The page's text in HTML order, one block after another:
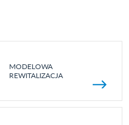
MODELOWA
REWITALIZACJA